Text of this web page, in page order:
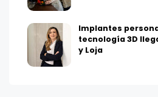
Implantes
tecnología 3D
y Loja